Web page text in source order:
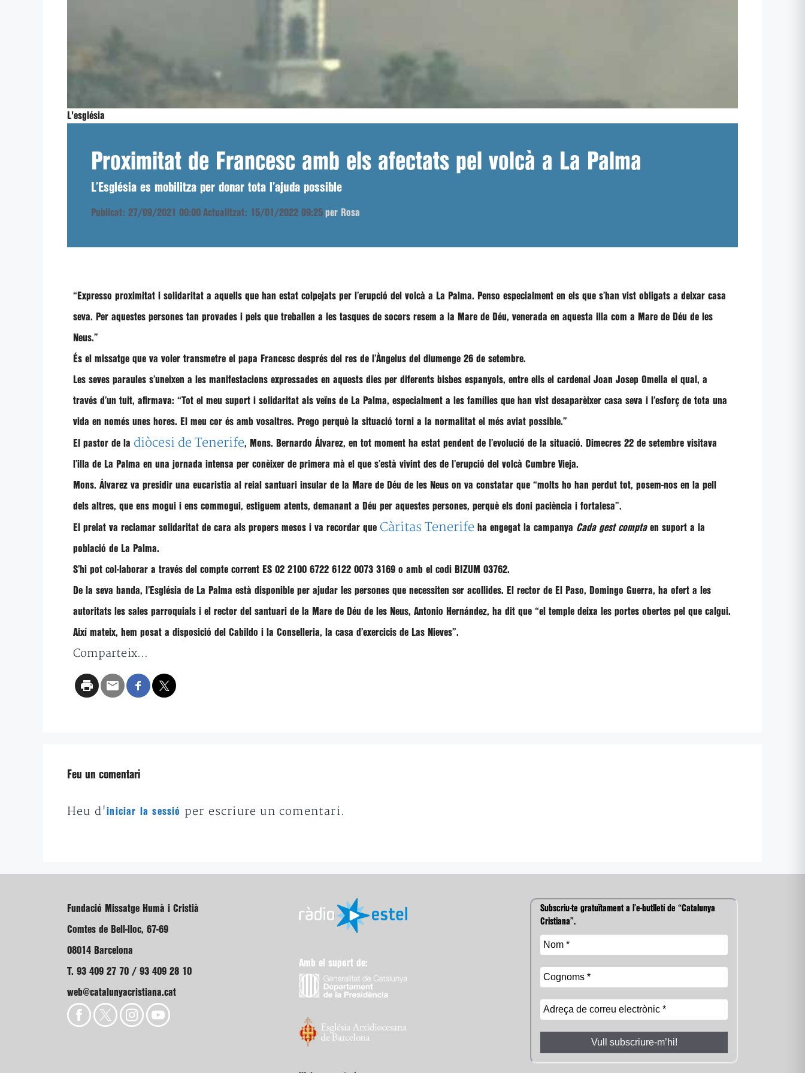
L'església
Proximitat de Francesc amb els afectats pel volcà a La Palma
L’Església es mobilitza per donar tota l’ajuda possible
Publicat: 27/09/2021 00:00 Actualitzat: 15/01/2022 09:25 per Rosa
“Expresso proximitat i solidaritat a aquells que han estat colpejats per l’erupció del volcà a La Palma. Penso especialment en els que s’han vist obligats a deixar casa
seva. Per aquestes persones tan provades i pels que treballen a les tasques de socors resem a la Mare de Déu, venerada en aquesta illa com a Mare de Déu de les
Neus.”
És el missatge que va voler transmetre el papa Francesc després del res de l’Àngelus del diumenge 26 de setembre.
Les seves paraules s’uneixen a les manifestacions expressades en aquests dies per diferents bisbes espanyols, entre ells el cardenal Joan Josep Omella el qual, a
través d’un tuit, afirmava: “Tot el meu suport i solidaritat als veïns de La Palma, especialment a les famílies que han vist desaparèixer casa seva i l’esforç de tota una
vida en només unes hores. El meu cor és amb vosaltres. Prego perquè la situació torni a la normalitat el més aviat possible.”
El pastor de la diòcesi de Tenerife, Mons. Bernardo Álvarez, en tot moment ha estat pendent de l’evolució de la situació. Dimecres 22 de setembre visitava
l’illa de La Palma en una jornada intensa per conèixer de primera mà el que s’està vivint des de l’erupció del volcà Cumbre Vieja.
Mons. Álvarez va presidir una eucaristia al reial santuari insular de la Mare de Déu de les Neus on va constatar que “molts ho han perdut tot, posem-nos en la pell
dels altres, que ens mogui i ens commogui, estiguem atents, demanant a Déu per aquestes persones, perquè els doni paciència i fortalesa”.
El prelat va reclamar solidaritat de cara als propers mesos i va recordar que Càritas Tenerife ha engegat la campanya Cada gest comptaen suport a la
població de La Palma.
S’hi pot col·laborar a través del compte corrent ES 02 2100 6722 6122 0073 3169 o amb el codi BIZUM 03762.
De la seva banda, l’ Església de La Palma està disponible per ajudar les persones que necessiten ser acollides. El rector de El Paso, Domingo Guerra, ha ofert a les
autoritats les sales parroquials i el rector del santuari de la Mare de Déu de les Neus, Antonio Hernández, ha dit que “el temple deixa les portes obertes pel que calgui.
Així mateix, hem posat a disposició del Cabildo i la Conselleria, la casa d’exercicis de Las Nieves”.
Comparteix...
Feu un comentari
Heu d'iniciar la sessió per escriure un comentari.
Fundació Missatge Humà i Cristià
Comtes de Bell-lloc, 67-69
08014 Barcelona
T. 93 409 27 70 / 93 409 28 10
web@catalunyacristiana.cat
Amb el suport de:
Subscriu-te gratuïtament a l’e-butlletí de “Catalunya
Cristiana”.